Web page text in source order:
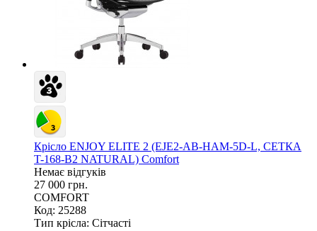
Крісло ENJOY ELITE 2 (EJE2-AB-HAM-5D-L, СЕТКА
T-168-B2 NATURAL) Comfort
Немає відгуків
27 000 грн.
COMFORT
Код: 25288
Тип крісла: Сітчасті